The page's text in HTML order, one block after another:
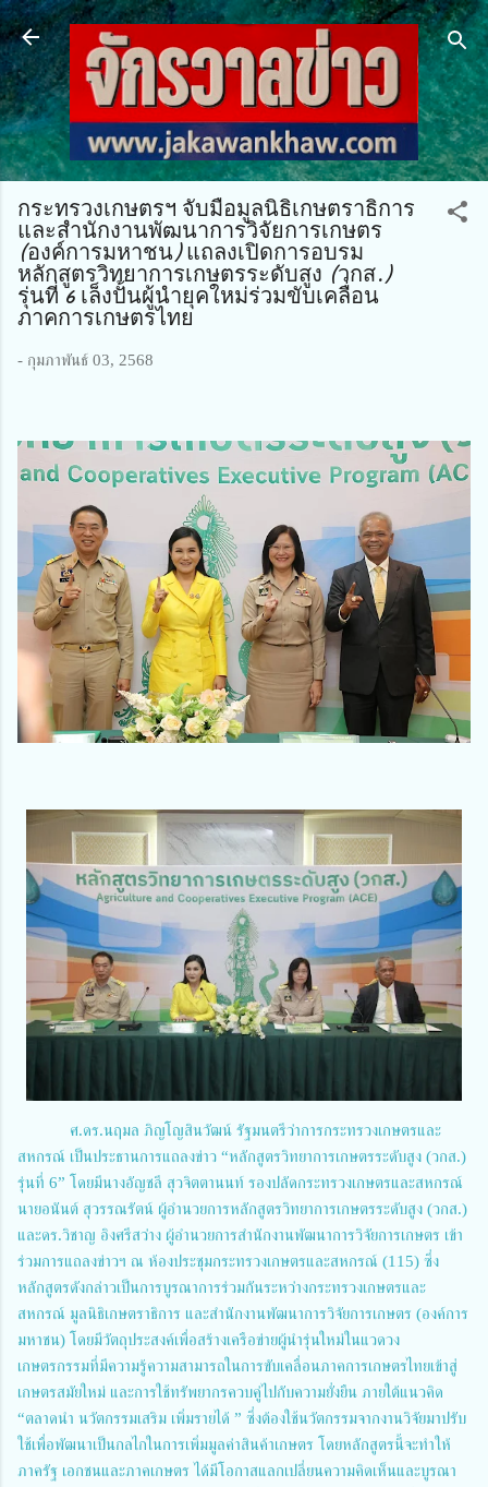
ข้ามไปที่เนื้อหาหลัก
กระทรวงเกษตรฯ จับมือมูลนิธิเกษตราธิการ
และสำนักงานพัฒนาการวิจัยการเกษตร
(องค์การมหาชน) แถลงเปิดการอบรม
หลักสูตรวิทยาการเกษตรระดับสูง (วกส.)
รุ่นที่ 6 เล็งปั้นผู้นำยุคใหม่ร่วมขับเคลื่อน
ภาคการเกษตรไทย
- กุมภาพันธ์ 03, 2568
ศ.ดร.นฤมล ภิญโญสินวัฒน์ รัฐมนตรีว่าการกระทรวงเกษตรและ
สหกรณ์ เป็นประธานการแถลงข่าว “หลักสูตรวิทยาการเกษตรระดับสูง (วกส.)
รุ่นที่ 6” โดยมีนางอัญชลี สุวจิตตานนท์ รองปลัดกระทรวงเกษตรและสหกรณ์
นายอนันต์ สุวรรณรัตน์ ผู้อำนวยการหลักสูตรวิทยาการเกษตรระดับสูง (วกส.)
และดร.วิชาญ อิงศรีสว่าง ผู้อำนวยการสำนักงานพัฒนาการวิจัยการเกษตร เข้า
ร่วมการแถลงข่าวฯ ณ ห้องประชุมกระทรวงเกษตรและสหกรณ์ (115) ซึ่ง
หลักสูตรดังกล่าวเป็นการบูรณาการร่วมกันระหว่างกระทรวงเกษตรและ
สหกรณ์ มูลนิธิเกษตราธิการ และสำนักงานพัฒนาการวิจัยการเกษตร (องค์การ
มหาชน) โดยมีวัตถุประสงค์เพื่อสร้างเครือข่ายผู้นำรุ่นใหม่ในแวดวง
เกษตรกรรมที่มีความรู้ความสามารถในการขับเคลื่อนภาคการเกษตรไทยเข้าสู่
เกษตรสมัยใหม่ และการใช้ทรัพยากรควบคู่ไปกับความยั่งยืน ภายใต้แนวคิด
“ตลาดนำ นวัตกรรมเสริม เพิ่มรายได้ ” ซึ่งต้องใช้นวัตกรรมจากงานวิจัยมาปรับ
ใช้เพื่อพัฒนาเป็นกลไกในการเพิ่มมูลค่าสินค้าเกษตร โดยหลักสูตรนี้จะทำให้
ภาครัฐ เอกชนและภาคเกษตร ได้มีโอกาสแลกเปลี่ยนความคิดเห็นและบูรณา